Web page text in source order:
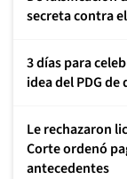
secreta contra
3 días para
idea del PDG
Le rechazaron
Corte ordenó
antecedentes